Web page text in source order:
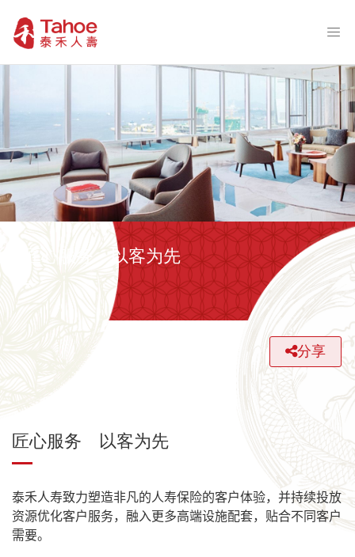
匠心服务 以客为先
分享
匠心服务 以客为先
泰禾人寿致力塑造非凡的人寿保险的客户体验， 并持续投放
资源优化客户服务， 融入更多高端设施配套， 贴合不同客户
需要。